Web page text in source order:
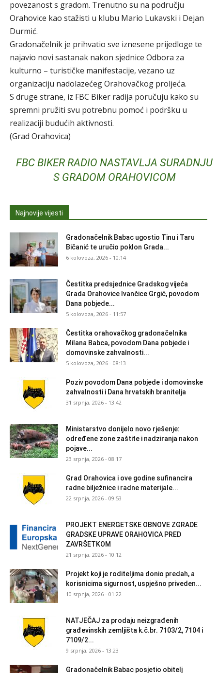
povezanost s gradom. Trenutno su na području
Orahovice kao stažisti u klubu Mario Lukavski i Dejan
Durmić.
Gradonačelnik je prihvatio sve iznesene prijedloge te
najavio novi sastanak nakon sjednice Odbora za
kulturno – turističke manifestacije, vezano uz
organizaciju nadolazećeg Orahovačkog proljeća.
S druge strane, iz FBC Biker radija poručuju kako su
spremni pružiti svu potrebnu pomoć i podršku u
realizaciji budućih aktivnosti.
(Grad Orahovica)
FBC BIKER RADIO NASTAVLJA SURADNJU
S GRADOM ORAHOVICOM
Najnovije vijesti
Gradonačelnik Babac ugostio Tinu i Taru
Bičanić te uručio poklon Grada...
6 kolovoza, 2026 - 10:14
Čestitka predsjednice Gradskog vijeća
Grada Orahovice Ivančice Grgić, povodom
Dana pobjede...
5 kolovoza, 2026 - 11:57
Čestitka orahovačkog gradonačelnika
Milana Babca, povodom Dana pobjede i
domovinske zahvalnosti...
5 kolovoza, 2026 - 08:13
Poziv povodom Dana pobjede i domovinske
zahvalnosti i Dana hrvatskih branitelja
31 srpnja, 2026 - 13:42
Ministarstvo donijelo novo rješenje:
određene zone zaštite i nadziranja nakon
pojave...
23 srpnja, 2026 - 08:17
Grad Orahovica i ove godine sufinancira
radne bilježnice i radne materijale...
22 srpnja, 2026 - 09:53
PROJEKT ENERGETSKE OBNOVE ZGRADE
GRADSKE UPRAVE ORAHOVICA PRED
ZAVRŠETKOM
21 srpnja, 2026 - 10:12
Projekt koji je roditeljima donio predah, a
korisnicima sigurnost, uspješno priveden...
10 srpnja, 2026 - 01:22
NATJEČAJ za prodaju neizgrađenih
građevinskih zemljišta k.č.br. 7103/2, 7104 i
7109/2...
9 srpnja, 2026 - 13:23
Gradonačelnik Babac posjetio obitelj